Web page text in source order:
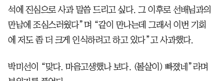
석에 진심으로 사과 말씀 드리고 싶다. 그 이후로 선배님과의
만남에 조심스러웠다”며 “같이 만나는데 그래서 이번 기회
에 저도 좀 더 크게 인식하려고 하고 있다”고 사과했다.
박미선이 “맞다. 마음고생했나 보다. (볼살이) 빠졌네”라며